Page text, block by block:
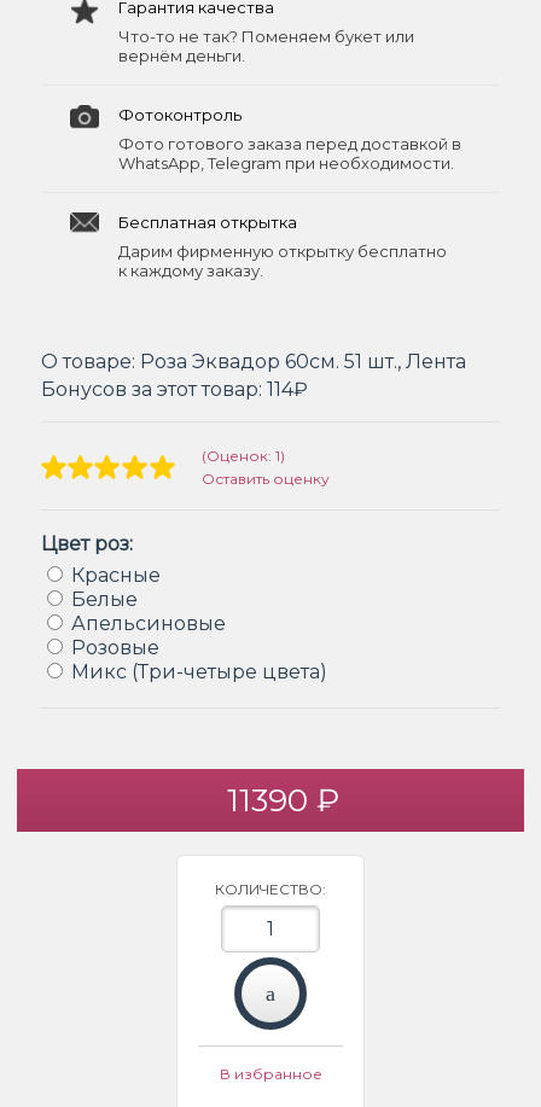
Гарантия качества
Что-то не так? Поменяем букет или
вернём деньги.
Фотоконтроль
Фото готового заказа перед доставкой в
WhatsApp, Telegram при необходимости.
Бесплатная открытка
Дарим фирменную открытку бесплатно
к каждому заказу.
О товаре: Роза Эквадор 60см. 51 шт., Лента
Бонусов за этот товар: 114₽
(Оценок: 1)
Оставить оценку
Цвет роз:
Красные
Белые
Апельсиновые
Розовые
Микс (Три-четыре цвета)
11390 ₽
КОЛИЧЕСТВО:
В избранное